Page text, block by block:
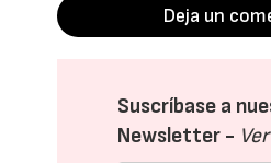
Deja un
Suscríbase a
Newsletter -